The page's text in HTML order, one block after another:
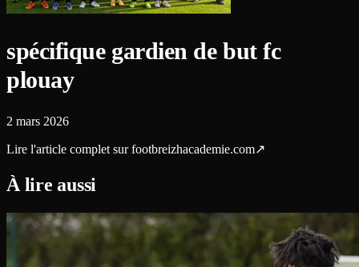
spécifique gardien de but fc
plouay
2 mars 2026
Lire l'article complet sur footbreizhacademie.com↗
À lire aussi